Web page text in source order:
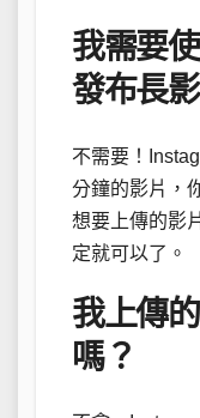
我需要
發布長
不需要！
分鐘的影片，
想要上傳的影
定就可以了。
我上傳
嗎？